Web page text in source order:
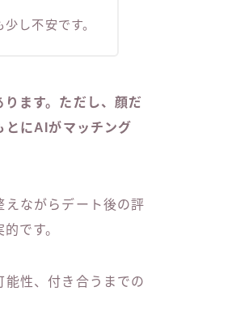
し不安です。
ます。ただし、顔だ
とにAIがマッチング
ながらデート後の評
です。
性、付き合うまでの